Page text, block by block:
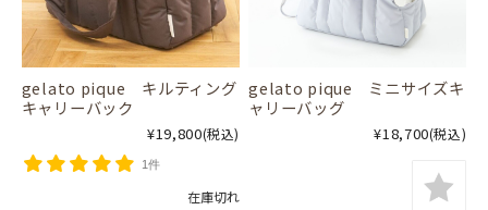
gelato pique キルティング
キャリーバック
¥19,800(税込)
1件
在庫切れ
gelato pique ミニサイズキ
ャリーバッグ
¥18,700(税込)